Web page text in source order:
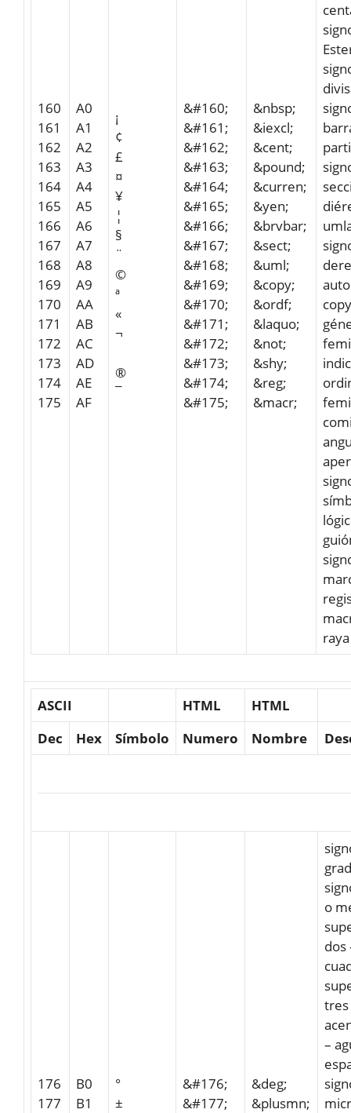
160
161
162
163
164
165
166
167
168
169
170
171
172
173
174
175
A0
A1
A2
A3
A4
A5
A6
A7
A8
A9
AA
AB
AC
AD
AE
AF
¡
¢
£
¤
¥
¦
§
¨
©
ª
«
¬
®
¯
&#160;
&#161;
&#162;
&#163;
&#164;
&#165;
&#166;
&#167;
&#168;
&#169;
&#170;
&#171;
&#172;
&#173;
&#174;
&#175;
&nbsp;
&iexcl;
&cent;
&pound;
&curren;
&yen;
&brvbar;
&sect;
&uml;
&copy;
&ordf;
&laquo;
&not;
&shy;
&reg;
&macr;
ASCII HTML
HTML
Dec
Hex Símbolo Numero Nombre
176
177
B0
B1
°
±
&#176;
&#177;
&deg;
&plusmn;
o
dos
tres
–